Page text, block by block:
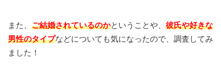
また、 ご結婚されているのかということや、 彼氏や好きな
男性のタイプなどについても気になったので、調査してみ
ました！